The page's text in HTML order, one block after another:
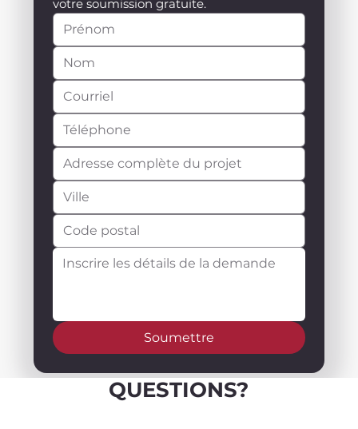
votre soumission gratuite.
Soumettre
QUESTIONS?